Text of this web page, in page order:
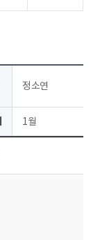
정소연
1월